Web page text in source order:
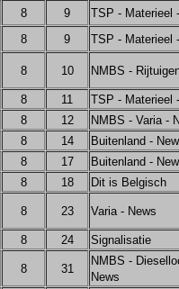
8 9
TSP - Materieel
8 9 TSP - Materieel
8 10 NMBS -
8 11
TSP - Materieel
8 12
NMBS - Varia -
8 14
Buitenland -
8 17
Buitenland -
8 18 Dit is Belgisch
8 23 Varia - News
8 24 Signalisatie
8 31
NMBS -
News